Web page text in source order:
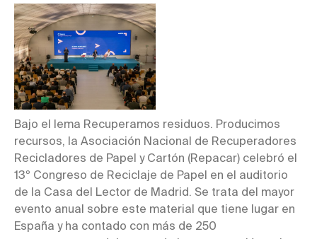
Bajo el lema Recuperamos residuos. Producimos
recursos, la Asociación Nacional de Recuperadores
Recicladores de Papel y Cartón (Repacar) celebró el
13º Congreso de Reciclaje de Papel en el auditorio
de la Casa del Lector de Madrid. Se trata del mayor
evento anual sobre este material que tiene lugar en
España y ha contado con más de 250